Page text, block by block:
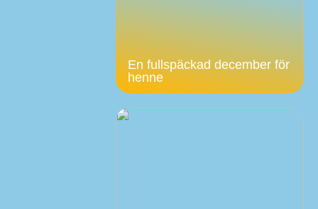
En fullspäckad december för
henne